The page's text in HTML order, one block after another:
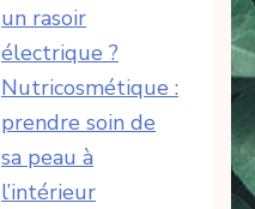
un rasoir
électrique ?
Nutricosmétique :
prendre soin de
sa peau à
l’intérieur